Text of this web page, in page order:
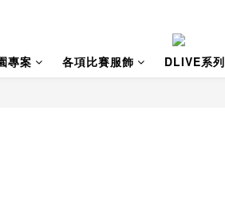
專案 各項比賽服飾 DLIVE系列